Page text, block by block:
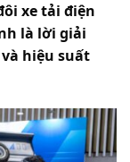
xe tải điện
là lời giải
hiệu suất